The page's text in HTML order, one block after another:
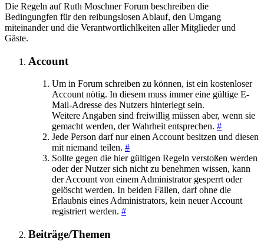
Die Regeln auf Ruth Moschner Forum beschreiben die
Bedingungfen für den reibungslosen Ablauf, den Umgang
miteinander und die Verantwortlichlkeiten aller Mitglieder und
Gäste.
Account
Um in Forum schreiben zu können, ist ein kostenloser
Account nötig. In diesem muss immer eine gültige E-
Mail-Adresse des Nutzers hinterlegt sein.
Weitere Angaben sind freiwillig müssen aber, wenn sie
gemacht werden, der Wahrheit entsprechen. #
Jede Person darf nur einen Account besitzen und diesen
mit niemand teilen. #
Sollte gegen die hier gültigen Regeln verstoßen werden
oder der Nutzer sich nicht zu benehmen wissen, kann
der Account von einem Administrator gesperrt oder
gelöscht werden. In beiden Fällen, darf ohne die
Erlaubnis eines Administrators, kein neuer Account
registriert werden. #
Beiträge/Themen